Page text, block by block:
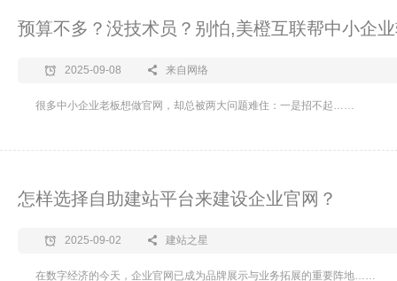
预算不多？没技术员？别怕,美橙互联帮中小企
2025-09-08 来自网络
​​很多中小企业老板想做官网，却总被两大问题难住：一是招不起……
怎样选择自助建站平台来建设企业官网？
2025-09-02 建站之星
在数字经济的今天，企业官网已成为品牌展示与业务拓展的重要阵地……